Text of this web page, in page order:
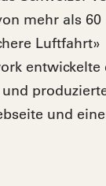
mehr als 60
Luftfahrt»
entwickelte
und